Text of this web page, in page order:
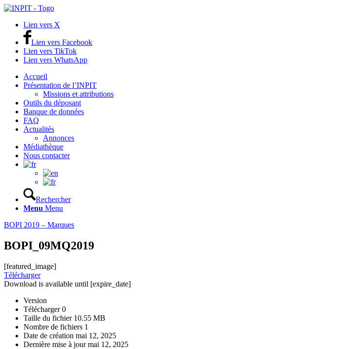
Lien vers X
Lien vers Facebook
Lien vers TikTok
Lien vers WhatsApp
Accueil
Présentation de l’INPIT
Missions et attributions
Outils du déposant
Banque de données
FAQ
Actualités
Annonces
Médiathèque
Nous contacter
Rechercher
Menu Menu
BOPI 2019 – Marques
BOPI_09MQ2019
[featured_image]
Télécharger
Download is available until [expire_date]
Version
Télécharger0
Taille du fichier 10.55 MB
Nombre de fichiers 1
Date de création mai 12, 2025
Dernière mise à jourmai 12, 2025